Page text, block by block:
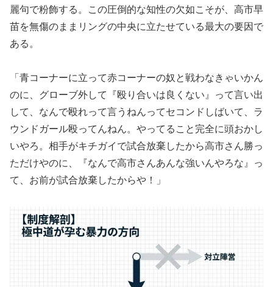
麗句で粉飾する。この圧倒的な知性の欠如こそが、高市早
苗を無傷のままリングの中央に立たせている最大の要因で
ある。
「青コーナーに立って赤コーナーの奴と戦わなきゃいかん
のに、グローブ外して『殴り合いは良くない』って言い出
して、なんで殴れって言うねんってセコンドしばいて、ラ
ウンドガール殴ってんねん。やってること完全に頭おかし
いやろ。相手がキチガイで試合放棄したから高市さん勝っ
ただけやのに、『なんで高市さんあんな強いんやろな』っ
て、お前が試合放棄したからや！」